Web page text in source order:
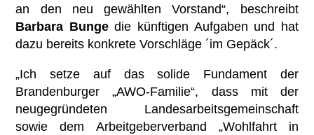
an den neu gewählten Vorstand“, beschreibt
Barbara Bungedie künftigen Aufgaben und hat
dazu bereits konkrete Vorschläge ´im Gepäck´.
„Ich setze auf das solide Fundament der
Brandenburger „AWO-Familie“, dass mit der
neugegründeten Landesarbeitsgemeinschaft
sowie dem Arbeitgeberverband „Wohlfahrt in